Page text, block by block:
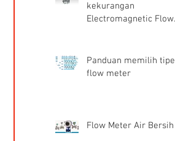
kekurangan
Electromagnetic Flow
Panduan memilih tipe
flow meter
Flow Meter Air Bersih